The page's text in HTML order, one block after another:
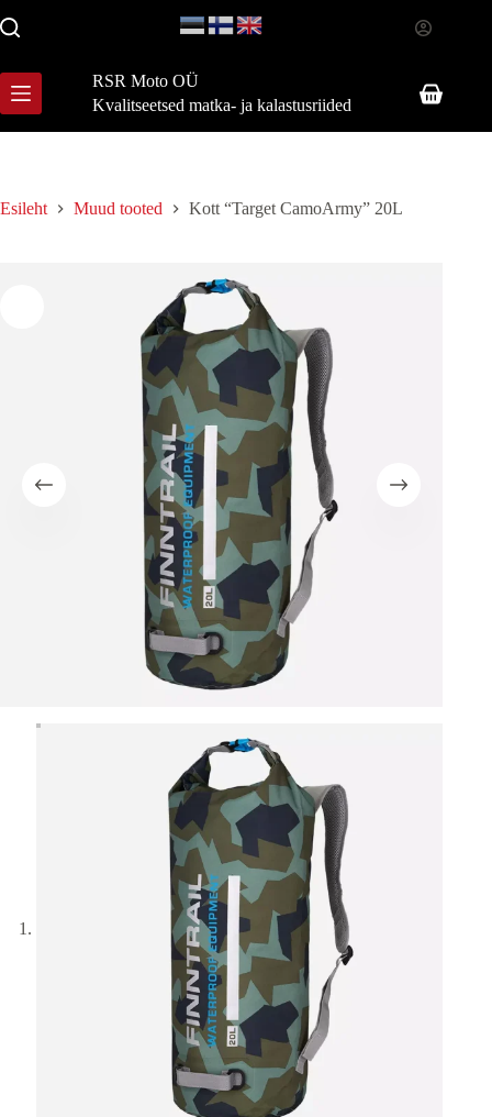
to
RSR Moto OÜ
Kvalitseetsed matka- ja kalastusriided
Shopping
Esileht Muud tooted Kott “Target CamoArmy” 20L